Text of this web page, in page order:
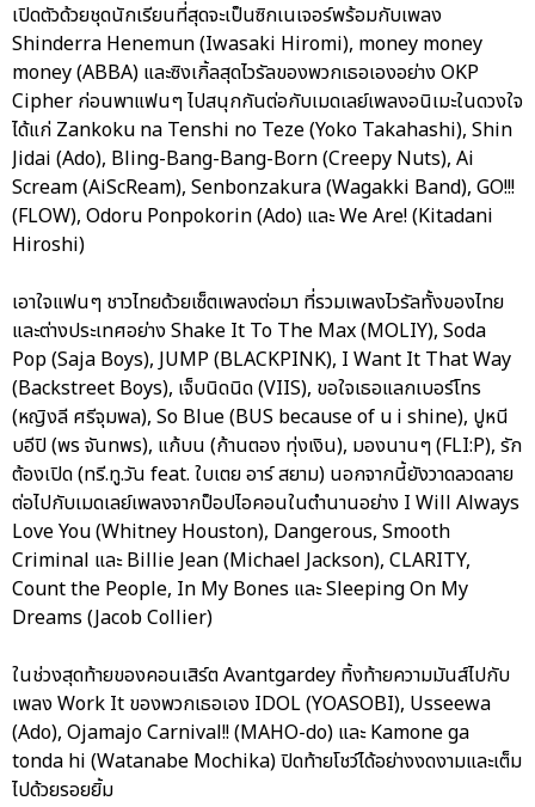
เปิดตัวด้วยชุดนักเรียนที่สุดจะเป็นซิกเนเจอร์พร้อมกับเพลง
Shinderra Henemun (Iwasaki Hiromi), money money
money (ABBA) และซิงเกิ้ลสุดไวรัลของพวกเธอเองอย่าง OKP
Cipher ก่อนพาแฟนๆ ไปสนุกกันต่อกับเมดเลย์เพลงอนิเมะในดวงใจ
ได้แก่ Zankoku na Tenshi no Teze (Yoko Takahashi), Shin
Jidai (Ado), Bling-Bang-Bang-Born (Creepy Nuts), Ai
Scream (AiScReam), Senbonzakura (Wagakki Band), GO!!!
(FLOW), Odoru Ponpokorin (Ado) และ We Are! (Kitadani
Hiroshi)
เอาใจแฟนๆ ชาวไทยด้วยเซ็ตเพลงต่อมา ที่รวมเพลงไวรัลทั้งของไทย
และต่างประเทศอย่าง Shake It To The Max (MOLIY), Soda
Pop (Saja Boys), JUMP (BLACKPINK), I Want It That Way
(Backstreet Boys), เจ็บนิดนิด (VIIS), ขอใจเธอแลกเบอร์โทร
(หญิงลี ศรีจุมพล), So Blue (BUS because of u i shine), ปูหนี
บอีปิ (พร จันทพร), แก้บน (ก้านตอง ทุ่งเงิน), มองนานๆ (FLI:P), รัก
ต้องเปิด (ทรี.ทู.วัน feat. ใบเตย อาร์ สยาม) นอกจากนี้ยังวาดลวดลาย
ต่อไปกับเมดเลย์เพลงจากป็อปไอคอนในตำนานอย่าง I Will Always
Love You (Whitney Houston), Dangerous, Smooth
Criminal และ Billie Jean (Michael Jackson), CLARITY,
Count the People, In My Bones และ Sleeping On My
Dreams (Jacob Collier)
ในช่วงสุดท้ายของคอนเสิร์ต Avantgardey ทิ้งท้ายความมันส์ไปกับ
เพลง Work It ของพวกเธอเอง IDOL (YOASOBI), Usseewa
(Ado), Ojamajo Carnival!! (MAHO-do) และ Kamone ga
tonda hi (Watanabe Mochika) ปิดท้ายโชว์ได้อย่างงดงามและเต็ม
ไปด้วยรอยยิ้ม